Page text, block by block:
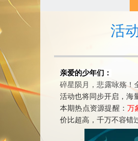
活
亲爱的少年们：
碎星陨月，悲露咏殇！
活动也将同步开启，海
本期热点资源提醒： 万
价比超高，千万不容错